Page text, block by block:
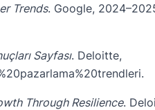
Trends. Google,
Sayfası. Deloitte,
.
Through Resilience.